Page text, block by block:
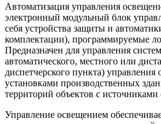
Автоматизация управления
электронный модульный блок
себя устройства защиты и
комплектации), программируемые
Предназначен для управления
автоматического, местного или
диспетчерского пункта)
установками производственных
территорий объектов с источниками
Управление освещением